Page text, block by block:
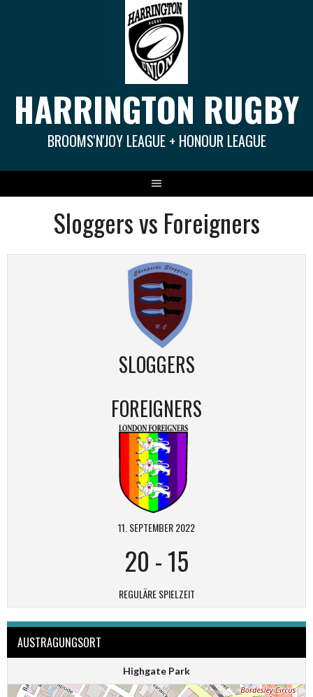
HARRINGTON RUGBY
BROOMS'N'JOY LEAGUE + HONOUR LEAGUE
Sloggers vs Foreigners
SLOGGERS
FOREIGNERS
11. SEPTEMBER 2022
20 -15
REGULÄRE SPIELZEIT
AUSTRAGUNGSORT
Highgate Park